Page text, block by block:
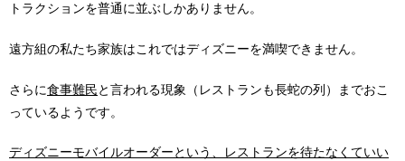
トラクションを普通に並ぶしかありません。
遠方組の私たち家族はこれではディズニーを満喫できません。
さらに食事難民と言われる現象（レストランも長蛇の列）までおこ
っているようです。
ディズニーモバイルオーダーという、レストランを待たなくていい